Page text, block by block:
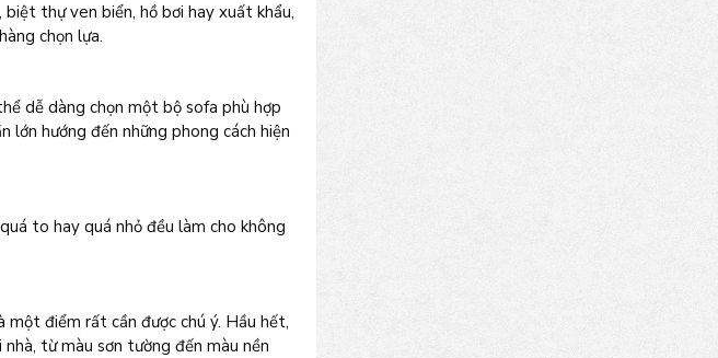
biệt thự ven biển, hồ bơi hay xuất khẩu,
chọn lựa.
dễ dàng chọn một bộ sofa phù hợp
lớn hướng đến những phong cách hiện
to hay quá nhỏ đều làm cho không
một điểm rất cần được chú ý. Hầu hết,
từ màu sơn tường đến màu nền